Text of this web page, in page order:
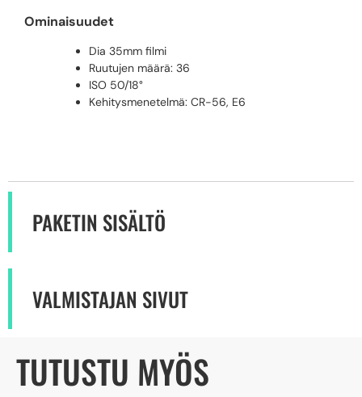
Ominaisuudet
Dia 35mm filmi
Ruutujen määrä: 36
ISO 50/18°
Kehitysmenetelmä: CR-56, E6
PAKETIN SISÄLTÖ
VALMISTAJAN SIVUT
TUTUSTU MYÖS